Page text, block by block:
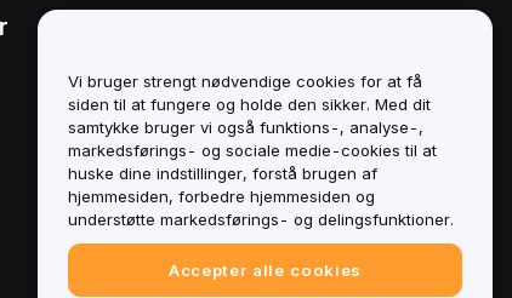
Politik om
interessekonflikter
Oversigt over politikken for
opbevaring og
administration
ESG-oplysninger
Crypto-Asset White Papers
Vi bruger strengt nødvendige cookies for at få
siden til at fungere og holde den sikker. Med dit
samtykke bruger vi også funktions-, analyse-,
markedsførings- og sociale medie-cookies til at
huske dine indstillinger, forstå brugen af
hjemmesiden, forbedre hjemmesiden og
understøtte markedsførings- og delingsfunktioner.
Accepter alle cookies